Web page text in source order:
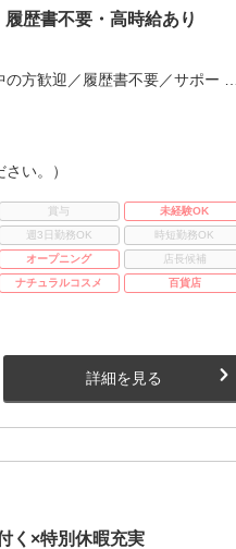
歴書不要・高時給あり
の方歓迎／履歴書不要／サポー …
い。）
賞与
未経験OK
週3日勤務OK
時短勤務OK
オープニング
店長候補
ナチュラルコスメ 百貨店
詳細を見る
く×特別休暇充実